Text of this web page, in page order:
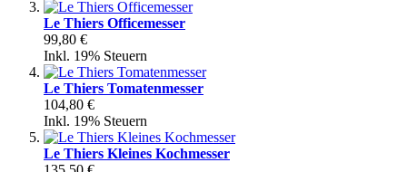
Le Thiers Officemesser
99,80 €
Inkl. 19% Steuern
Le Thiers Tomatenmesser
104,80 €
Inkl. 19% Steuern
Le Thiers Kleines Kochmesser